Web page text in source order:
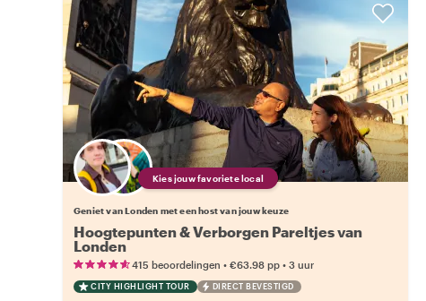
Kies jouw favoriete local
Geniet van Londen met een host van jouw keuze
Hoogtepunten & Verborgen Pareltjes van
Londen
415 beoordelingen • €63.98 pp • 3 uur
CITY HIGHLIGHT TOUR DIRECT BEVESTIGD